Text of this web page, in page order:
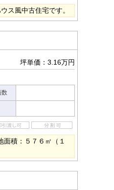
ス風中古住宅です。
坪単価：3.16万円
数
積：５７６㎡（１